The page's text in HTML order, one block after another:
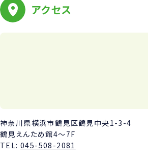
アクセス
神奈川県横浜市鶴見区鶴見中央1-3-4
鶴見えんため館4～7F
TEL: 045-508-2081